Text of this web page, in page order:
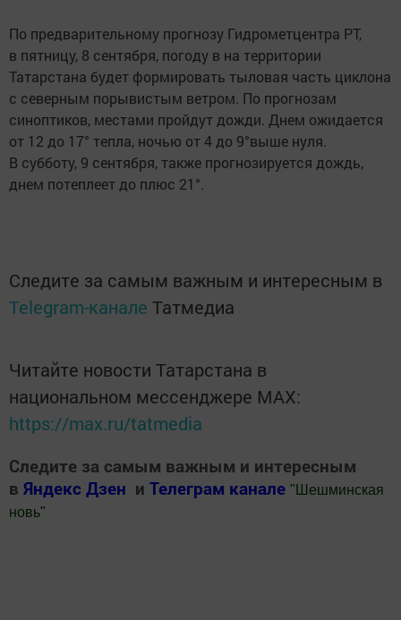
По предварительному прогнозу Гидрометцентра РТ,
в пятницу, 8 сентября, погоду в на территории
Татарстана будет формировать тыловая часть циклона
с северным порывистым ветром. По прогнозам
синоптиков, местами пройдут дожди. Днем ожидается
от 12 до 17° тепла, ночью от 4 до 9°выше нуля.
В субботу, 9 сентября, также прогнозируется дождь,
днем потеплеет до плюс 21°.
Следите за самым важным и интересным в
Telegram-канале Татмедиа
Читайте новости Татарстана в
национальном мессенджере MАХ:
https://max.ru/tatmedia
Следите за самым важным и интересным
в Яндекс Дзен и Телеграм канале " Шешминская
новь"